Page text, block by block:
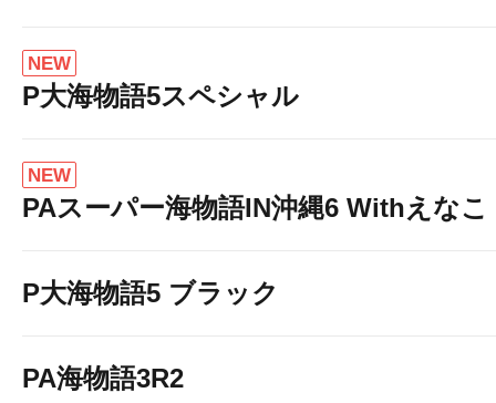
NEW
P大海物語5スペシャル
NEW
PAスーパー海物語IN沖縄6 Withえなこ
P大海物語5 ブラック
PA海物語3R2